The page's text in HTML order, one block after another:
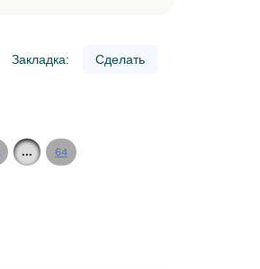
Закладка: Сделать
... 64